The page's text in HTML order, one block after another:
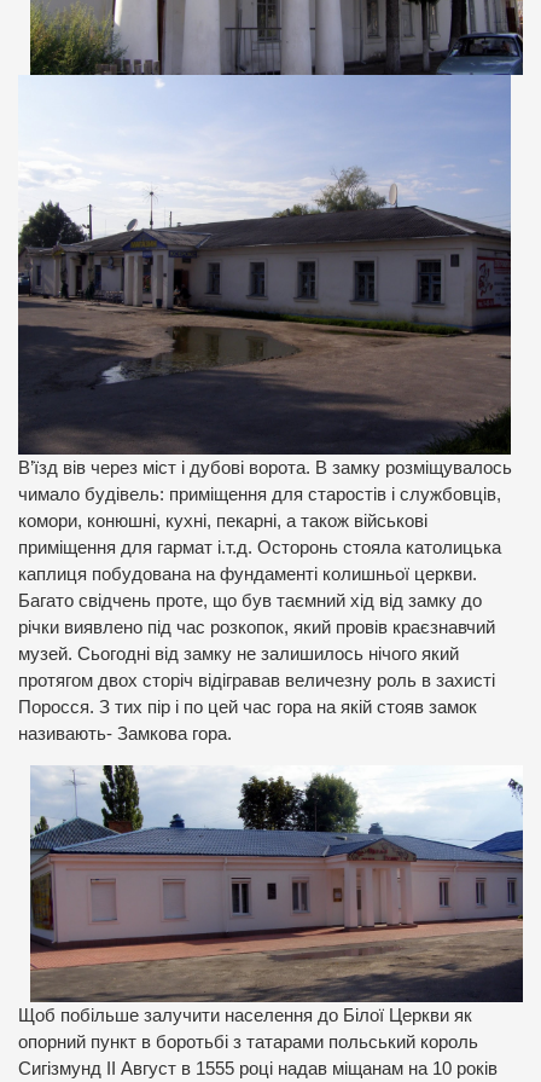
В’їзд вів через міст і дубові ворота. В замку розміщувалось
чимало будівель: приміщення для старостів і службовців,
комори, конюшні, кухні, пекарні, а також військові
приміщення для гармат і.т.д. Осторонь стояла католицька
каплиця побудована на фундаменті колишньої церкви.
Багато свідчень проте, що був таємний хід від замку до
річки виявлено під час розкопок, який провів краєзнавчий
музей. Сьогодні від замку не залишилось нічого який
протягом двох сторіч відігравав величезну роль в захисті
Поросся. З тих пір і по цей час гора на якій стояв замок
називають- Замкова гора.
Щоб побільше залучити населення до Білої Церкви як
опорний пункт в боротьбі з татарами польський король
Сигізмунд II Август в 1555 році надав міщанам на 10 років